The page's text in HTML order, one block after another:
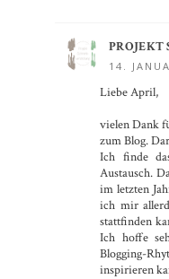
14.
Liebe April,
vielen Dank
zum Blog.
Ich finde
Austausch.
im letzten
ich mir
stattfinden
Ich hoffe
Blogging-
inspirieren